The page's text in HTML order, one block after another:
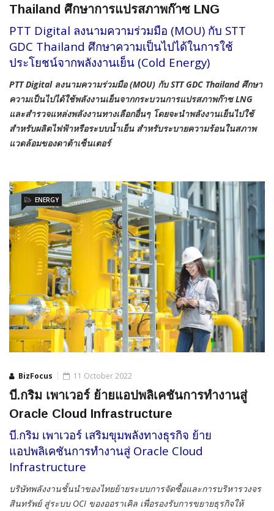
Thailand ศึกษาการแปรสภาพก๊าซ LNG
PTT Digital ลงนามความร่วมมือ (MOU) กับ STT
GDC Thailand ศึกษาความเป็นไปได้ในการใช้
ประโยชน์จากพลังงานเย็น (Cold Energy)
PTT Digital ลงนามความร่วมมือ (MOU) กับ STT GDC Thailand ศึกษา
ความเป็นไปได้ใช้พลังงานเย็นจากกระบวนการแปรสภาพก๊าซ LNG
และสำรวจแหล่งพลังงานทางเลือกอื่นๆ โดยจะนำพลังงานเย็นไปใช้
สำหรับผลิตไฟฟ้าหรือระบบน้ำเย็น สำหรับระบายความร้อนในสภาพ
แวดล้อมของดาต้าเซ็นเตอร์
BizFocus
ENERGY
11 October 2022
บี.กริม เพาเวอร์ ย้ายแอปพลิเคชันการทำงานสู่
Oracle Cloud Infrastructure
บี.กริม เพาเวอร์ เสริมขุมพลังทางธุรกิจ ย้าย
แอปพลิเคชันการทำงานสู่ Oracle Cloud
Infrastructure
บริษัทพลังงานชั้นนำของไทยย้ายระบบการจัดซื้อและการบริหารวงจร
สินทรัพย์สู่ระบบ OCI ของออราเคิล เพื่อรองรับการขยายธุรกิจให้